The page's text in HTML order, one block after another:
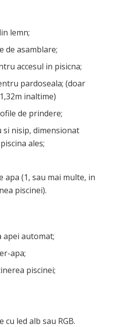
lemn;
de asamblare;
accesul in pisicna;
pardoseala; (doar
inaltime)
de prindere;
nisip, dimensionat
ales;
apa (1, sau mai multe, in
piscinei).
apei automat;
apa;
piscinei;
cu led alb sau RGB.